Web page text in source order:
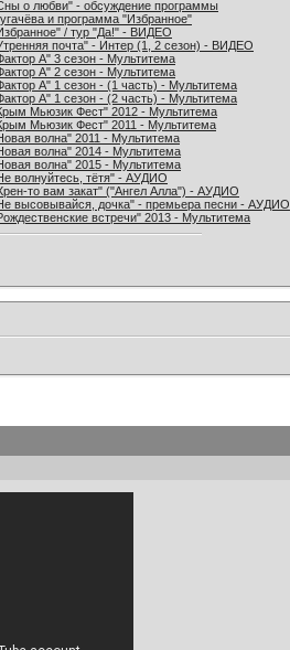
о любви" - обсуждение программы
и программа "Избранное"
/ тур "Да!" - ВИДЕО
почта" - Интер (1, 2 сезон) - ВИДЕО
А" 3 сезон - Мультитема
А" 2 сезон - Мультитема
А" 1 сезон - (1 часть) - Мультитема
А" 1 сезон - (2 часть) - Мультитема
Мьюзик Фест" 2012 - Мультитема
Мьюзик Фест" 2011 - Мультитема
волна" 2011 - Мультитема
волна" 2014 - Мультитема
волна" 2015 - Мультитема
волнуйтесь, тётя" - АУДИО
то вам закат" ("Ангел Алла") - АУДИО
высовывайся, дочка" - премьера песни - АУДИО
встречи" 2013 - Мультитема